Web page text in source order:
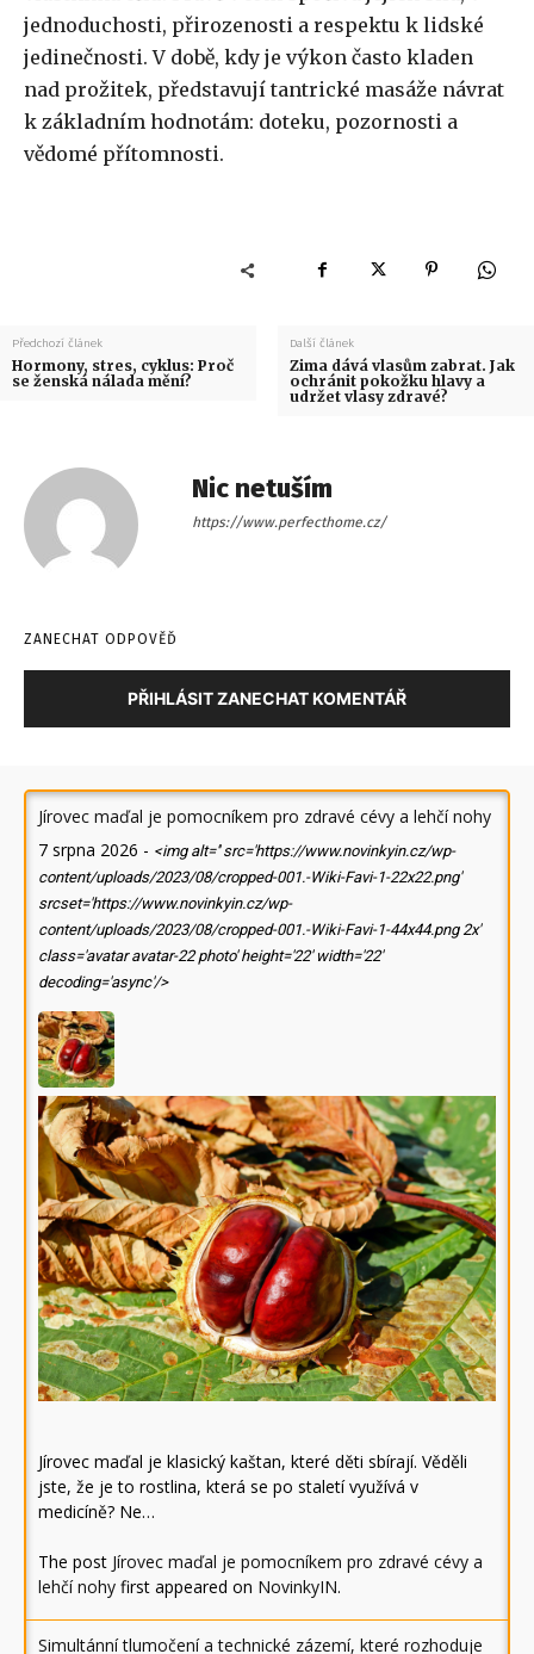
jednoduchosti, přirozenosti a respektu k lidské
jedinečnosti. V době, kdy je výkon často kladen
nad prožitek, představují tantrické masáže návrat
k základním hodnotám: doteku, pozornosti a
vědomé přítomnosti.
Předchozí článek
Hormony, stres, cyklus: Proč
se ženská nálada mění?
Další článek
Zima dává vlasům zabrat. Jak
ochránit pokožku hlavy a
udržet vlasy zdravé?
Nic netuším
https://www.perfecthome.cz/
ZANECHAT ODPOVĚĎ
PŘIHLÁSIT ZANECHAT KOMENTÁŘ
Jírovec maďal je pomocníkem pro zdravé cévy a lehčí nohy
7 srpna 2026 - <img alt='' src='https://www.novinkyin.cz/wp-
content/uploads/2023/08/cropped-001.-Wiki-Favi-1-22x22.png'
srcset='https://www.novinkyin.cz/wp-
content/uploads/2023/08/cropped-001.-Wiki-Favi-1-44x44.png 2x'
class='avatar avatar-22 photo' height='22' width='22'
decoding='async'/>
Jírovec maďal je klasický kaštan, které děti sbírají. Věděli
jste, že je to rostlina, která se po staletí využívá v
medicíně? Ne…
The post Jírovec maďal je pomocníkem pro zdravé cévy a
lehčí nohy first appeared on NovinkyIN.
Simultánní tlumočení a technické zázemí, které rozhoduje